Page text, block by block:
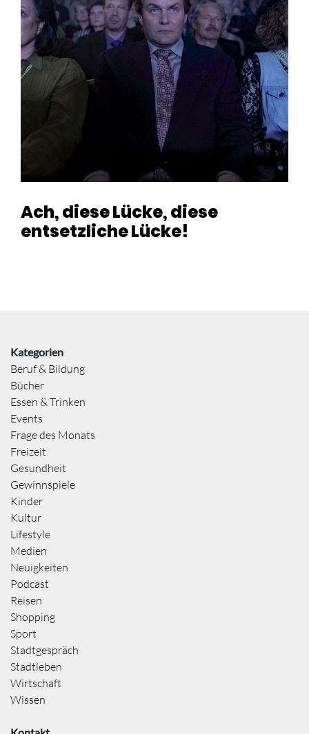
Ach, diese Lücke, diese
entsetzliche Lücke!
Kategorien
Beruf & Bildung
Bücher
Essen & Trinken
Events
Frage des Monats
Freizeit
Gesundheit
Gewinnspiele
Kinder
Kultur
Lifestyle
Medien
Neuigkeiten
Podcast
Reisen
Shopping
Sport
Stadtgespräch
Stadtleben
Wirtschaft
Wissen